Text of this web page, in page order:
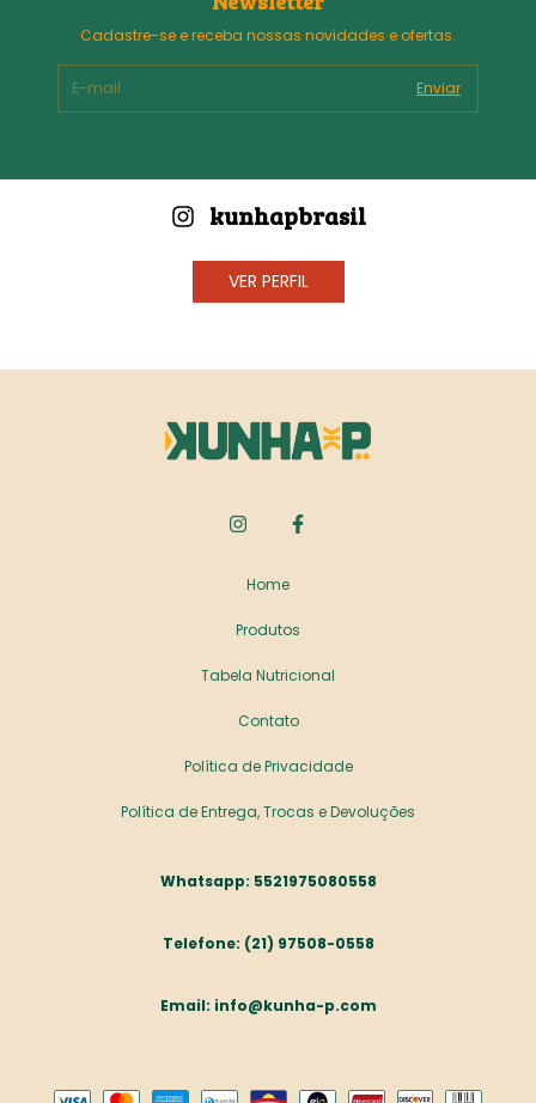
Cadastre-se e receba nossas novidades e ofertas.
kunhapbrasil
VER PERFIL
Home
Produtos
Tabela Nutricional
Contato
Política de Privacidade
Política de Entrega, Trocas e Devoluções